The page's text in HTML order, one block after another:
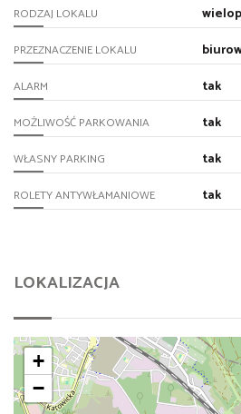
RODZAJ LOKALU
PRZEZNACZENIE LOKALU
ALARM tak
MOŻLIWOŚĆ PARKOWANIA tak
WŁASNY PARKING tak
ROLETY ANTYWŁAMANIOWE tak
LOKALIZACJA
+
−